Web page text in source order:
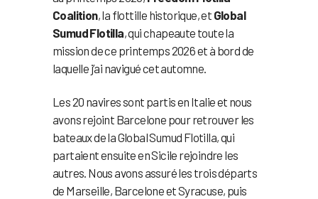
Coalition, la flottille historique, et Global
Sumud Flotilla, qui chapeaute toute la
mission de ce printemps 2026 et à bord de
laquelle j’ai navigué cet automne.
Les 20 navires sont partis en Italie et nous
avons rejoint Barcelone pour retrouver les
bateaux de la Global Sumud Flotilla, qui
partaient ensuite en Sicile rejoindre les
autres. Nous avons assuré les trois départs
de Marseille, Barcelone et Syracuse, puis